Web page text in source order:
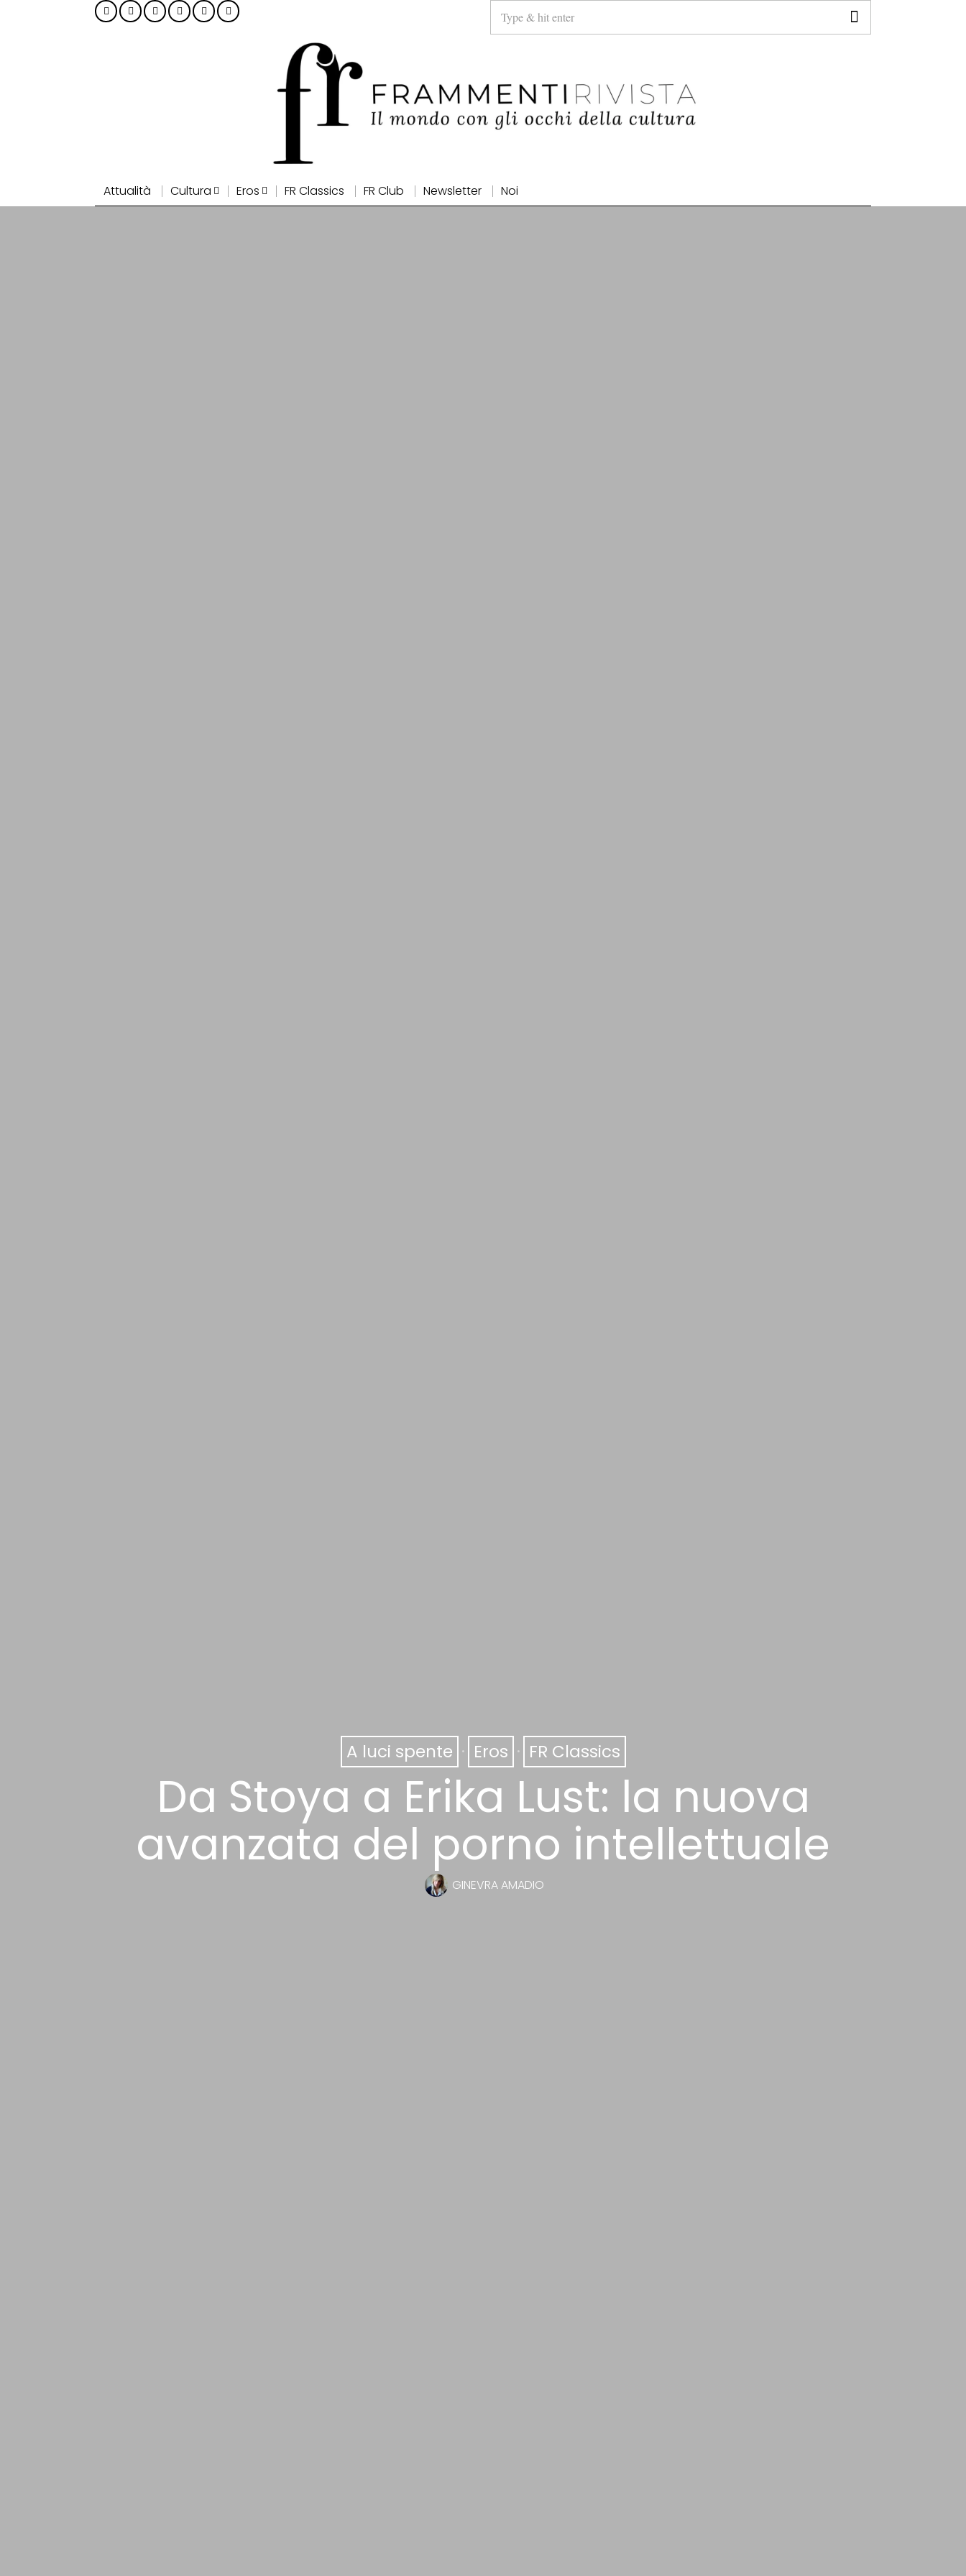
Attualità Cultura Eros FR Classics FR Club Newsletter Noi
A luci spente · Eros · FR Classics
Da Stoya a Erika Lust: la nuova
avanzata del porno intellettuale
GINEVRA AMADIO